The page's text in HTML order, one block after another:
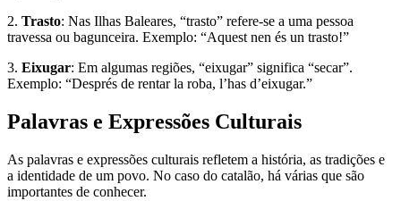
2. Trasto: Nas Ilhas Baleares, “trasto” refere-se a uma pessoa
travessa ou bagunceira. Exemplo: “Aquest nen és un trasto!”
3. Eixugar: Em algumas regiões, “eixugar” significa “secar”.
Exemplo: “Després de rentar la roba, l’has d’eixugar.”
Palavras e Expressões Culturais
As palavras e expressões culturais refletem a história, as tradições e
a identidade de um povo. No caso do catalão, há várias que são
importantes de conhecer.